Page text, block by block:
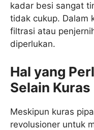
kadar besi sangat
tidak cukup. Dalam
filtrasi atau
diperlukan.
Hal yang
Selain
Meskipun kuras
revolusioner untuk